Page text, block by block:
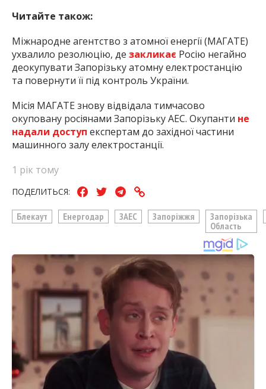
Читайте також:
Міжнародне агентство з атомної енергії (МАГАТЕ)
ухвалило резолюцію, де закликає Росію негайно
деокупувати Запорізьку атомну електростанцію
та повернути її під контроль України.
Місія МАГАТЕ знову відвідала тимчасово
окуповану росіянами Запорізьку АЕС. Окупанти не
надали доступ експертам до західної частини
машинного залу електростанції.
1 рік тому
ПОДЕЛИТЬСЯ:
Блекаут Енергодар ЗАЕС Запоріжжя
Запорізька
Область